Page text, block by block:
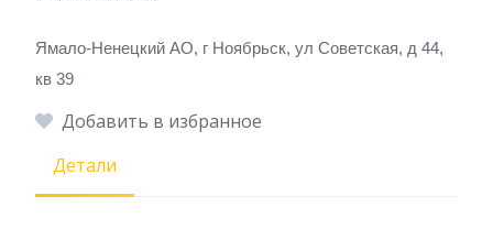
Ямало-Ненецкий АО, г Ноябрьск, ул Советская, д 44,
кв 39
Добавить в избранное
Детали